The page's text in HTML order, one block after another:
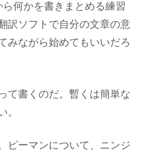
何かを書きまとめる練習
訳ソフトで自分の文章の意
みながら始めてもいいだろ
て書くのだ。暫くは簡単な
。
ピーマンについて、ニンジ